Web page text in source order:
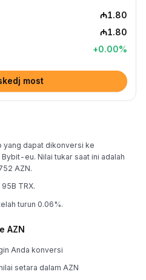
₼1.80
₼1.80
+0.00%
most
yang dapat dikonversi ke
eu. Nilai tukar saat ini adalah
AZN.
TRX.
turun 0.06%.
AZN
Anda konversi
setara dalam AZN